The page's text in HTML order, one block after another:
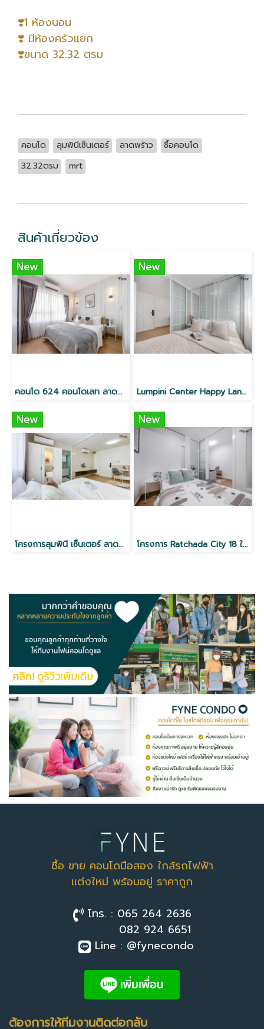
❣️1 ห้องนอน
❣️ มีห้องครัวแยก
❣️ขนาด 32.32 ตรม
คอนโด ลุมพินีเซ็นเตอร์ ลาดพร้าว
ซื้อคอนโด
32.32ตรม
mrt
สินค้าเกี่ยวข้อง
New
คอนโด 624 คอนโดเลท ลาดพร้าว
New
Lumpini Center Happy Land ใกล้เดอะมอลล์บางกะปิ, Lotus
New
โครงการลุมพินี เซ็นเตอร์ ลาดพร้าว 111 ใกล้ MRT
New
โครงการ Ratchada City 18 ใกล้ MRT ห้วยขวาง
ซื้อ ขาย คอนโดมือสอง ใกล้รถไฟฟ้า
แต่งใหม่ พร้อมอยู่ ราคาถูก
โทร. : 065 264 2636
082 924 6651
Line : @fynecondo
ต้องการให้ทีมงานติดต่อกลับ